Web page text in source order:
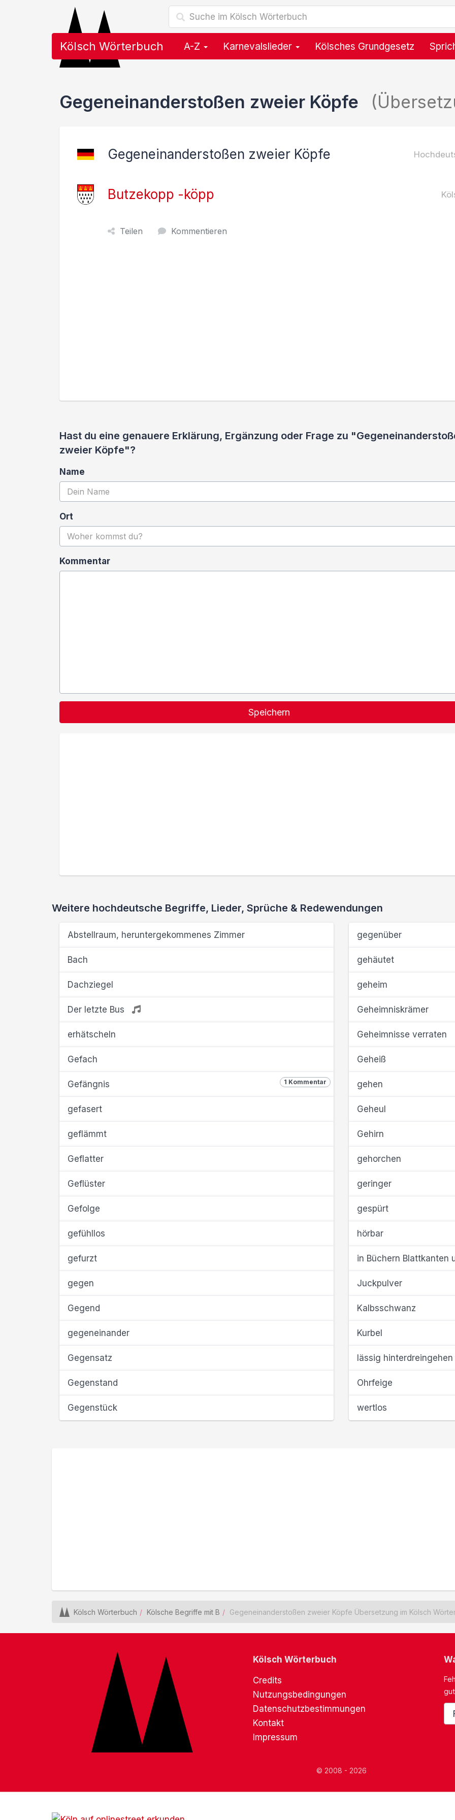
Kölsch Wörterbuch A-Z Karnevalslieder Kölsches Grundgesetz
Gegeneinanderstoßen zweier Köpfe
Gegeneinanderstoßen zweier Köpfe
Butzekopp -köpp
Teilen Kommentieren
Hast du eine genauere Erklärung, Ergänzung oder Frage zu
zweier Köpfe"?
Name
Ort
Kommentar
Speichern
Weitere hochdeutsche Begriffe, Lieder, Sprüche & Redewendungen
Abstellraum, heruntergekommenes Zimmer
Bach
Dachziegel
Der letzte Bus
erhätscheln
Gefach
1 Kommentar
Gefängnis
gefasert
geflämmt
Geflatter
Geflüster
Gefolge
gefühllos
gefurzt
gegen
Gegend
gegeneinander
Gegensatz
Gegenstand
Gegenstück
gegenüber
gehäutet
geheim
Geheimniskrämer
Geheimnisse verraten
Geheiß
gehen
Geheul
Gehirn
gehorchen
geringer
gespürt
hörbar
in Büchern Blattkanten
Juckpulver
Kalbsschwanz
Kurbel
lässig hinterdreingehen
Ohrfeige
wertlos
Kölsch Wörterbuch Kölsche Begriffe mit B Gegeneinanderstoßen zweier Köpfe Übersetzung im Kölsch
Kölsch Wörterbuch
Credits
Nutzungsbedingungen
Datenschutzbestimmungen
Kontakt
Impressum
© 2008 - 2026